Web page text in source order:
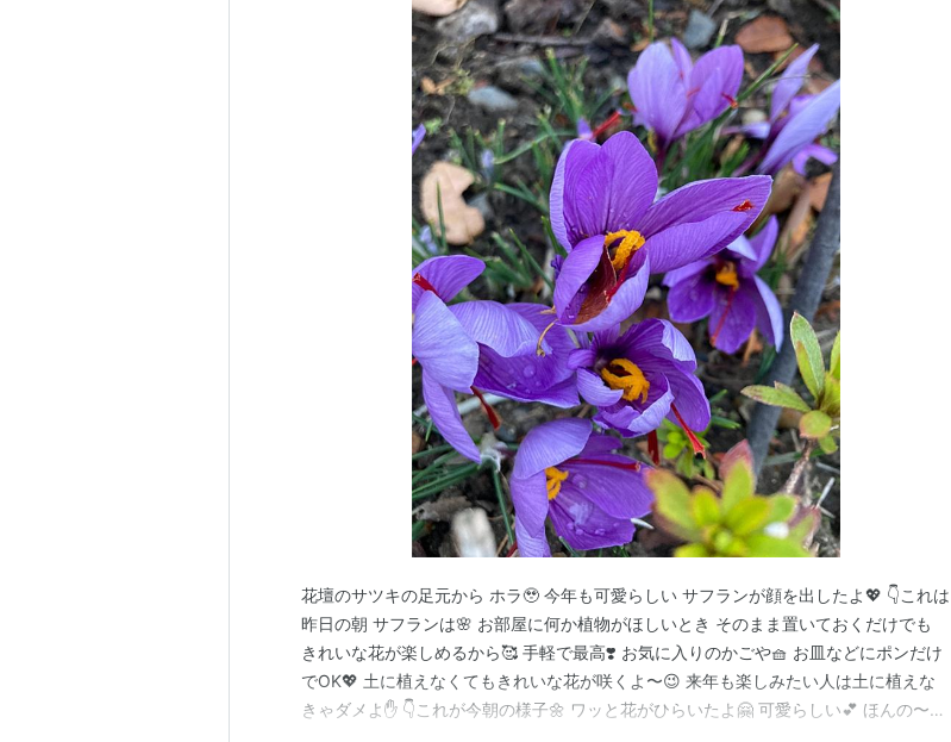
花壇のサツキの足元から ホラ🥹 今年も可愛らしい サフランが顔を出したよ💖 👇これは
昨日の朝 サフランは🌸 お部屋に何か植物がほしいとき そのまま置いておくだけでも
きれいな花が楽しめるから🥰 手軽で最高❣️ お気に入りのかごや🧺 お皿などにポンだけ
でOK💖 土に植えなくてもきれいな花が咲くよ〜😉 来年も楽しみたい人は土に植えな
きゃダメよ✋ 👇これが今朝の様子🌼 ワッと花がひらいたよ🤗 可愛らしい💕 ほんの〜り